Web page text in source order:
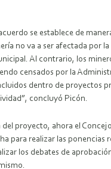
se establece de
no va a ser afectada por
Al contrario, los
censados por la
dentro de proyectos
concluyó Picón.
del proyecto, ahora el
para realizar las ponencias
los debates de